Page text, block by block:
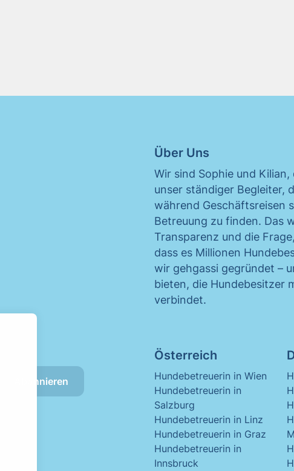
Abonnieren
Über Uns
Wir sind Sophie und
unser ständiger Begleiter,
während Geschäftsreisen
Betreuung zu finden. Das
Transparenz und die
dass es Millionen
wir gehgassi gegründet –
bieten, die Hundebesitzer
verbindet.
Österreich
Hundebetreuerin in Wien
Hundebetreuerin in
Salzburg
Hundebetreuerin in Linz
Hundebetreuerin in Graz
Hundebetreuerin in
Innsbruck